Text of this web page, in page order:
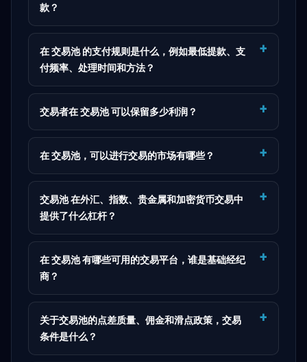
款？
在 交易池 的支付规则是什么，例如最低提款、支
付频率、处理时间和方法？
交易者在 交易池 可以保留多少利润？
在 交易池，可以进行交易的市场有哪些？
交易池 在外汇、指数、贵金属和加密货币交易中
提供了什么杠杆？
在 交易池 有哪些可用的交易平台，谁是基础经纪
商？
关于交易池的点差质量、佣金和滑点政策，交易
条件是什么？